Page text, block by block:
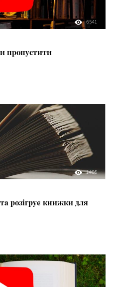
6541
пропустити
1405
розігрує книжки для